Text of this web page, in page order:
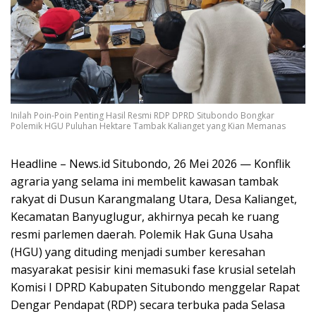
Inilah Poin-Poin Penting Hasil Resmi RDP DPRD Situbondo Bongkar
Polemik HGU Puluhan Hektare Tambak Kalianget yang Kian Memanas
Headline – News.id Situbondo, 26 Mei 2026 — Konflik
agraria yang selama ini membelit kawasan tambak
rakyat di Dusun Karangmalang Utara, Desa Kalianget,
Kecamatan Banyuglugur, akhirnya pecah ke ruang
resmi parlemen daerah. Polemik Hak Guna Usaha
(HGU) yang dituding menjadi sumber keresahan
masyarakat pesisir kini memasuki fase krusial setelah
Komisi I DPRD Kabupaten Situbondo menggelar Rapat
Dengar Pendapat (RDP) secara terbuka pada Selasa